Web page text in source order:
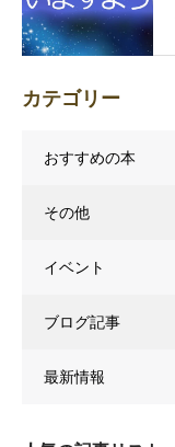
カテゴリー
おすすめの本
その他
イベント
ブログ記事
最新情報